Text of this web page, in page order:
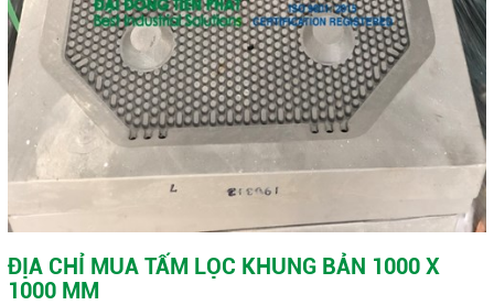
ĐỊA CHỈ MUA TẤM LỌC KHUNG BẢN 1000 X
1000 MM